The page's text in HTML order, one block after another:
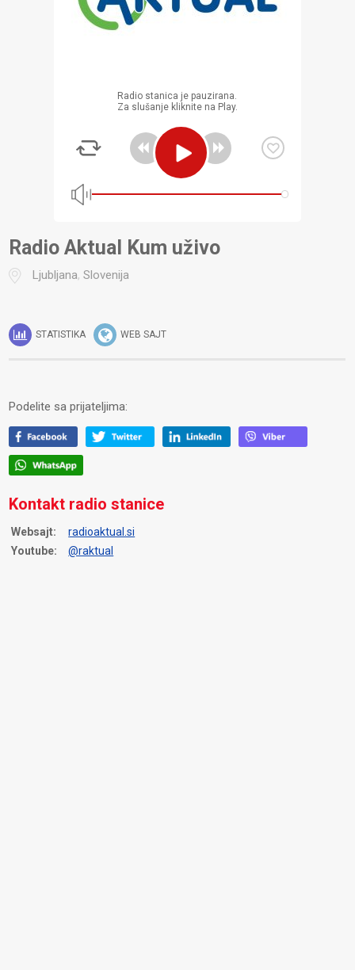
Radio stanica je pauzirana.
Za slušanje kliknite na Play.
Radio Aktual Kum uživo
Ljubljana,Slovenija
STATISTIKA WEB SAJT
Podelite sa prijateljima:
Kontakt radio stanice
Websajt:
radioaktual.si
Youtube:
@raktual